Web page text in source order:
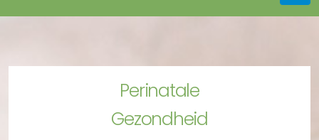
Perinatale
Gezondheid